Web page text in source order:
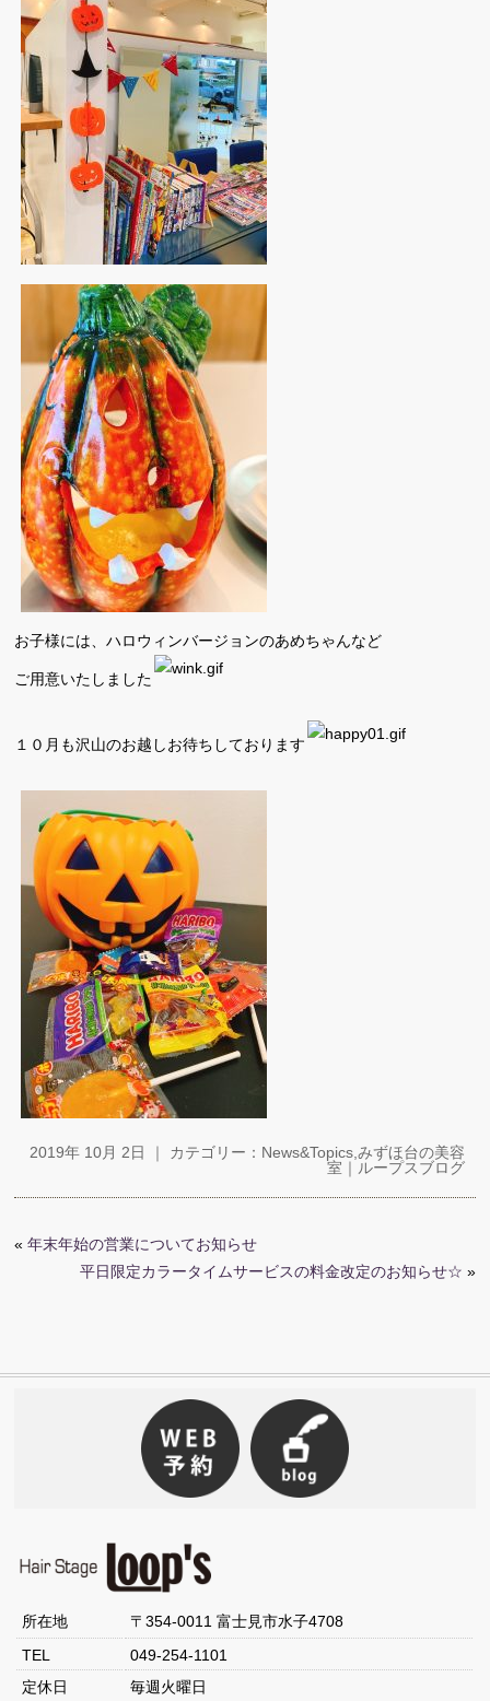
お子様には、ハロウィンバージョンのあめちゃんなど
ご用意いたしました
１０月も沢山のお越しお待ちしております
2019年 10月 2日 ｜ カテゴリー： News&Topics, みずほ台の美容
室｜ループスブログ
«年末年始の営業についてお知らせ
平日限定カラータイムサービスの料金改定のお知らせ☆ »
所在地
〒354-0011 富士見市水子4708
TEL
049-254-1101
定休日
毎週火曜日